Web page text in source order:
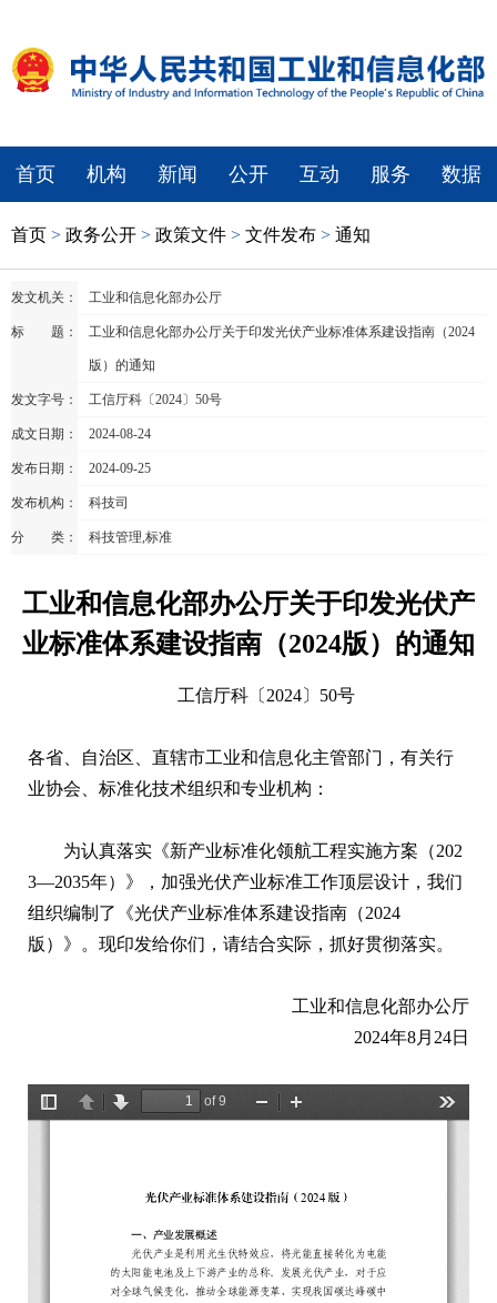
首页 机构 新闻 公开 互动 服务 数据
首页 > 政务公开 > 政策文件 > 文件发布 > 通知
发文机关： 工业和信息化部办公厅
标 题： 工业和信息化部办公厅关于印发光伏产业标准体系建设指南（2024
版）的通知
发文字号： 工信厅科〔2024〕50号
成文日期： 2024-08-24
发布日期： 2024-09-25
发布机构： 科技司
分 类： 科技管理,标准
工业和信息化部办公厅关于印发光伏产
业标准体系建设指南（2024版）的通知
工信厅科〔2024〕50号
各省、自治区、直辖市工业和信息化主管部门，有关行
业协会、标准化技术组织和专业机构：
为认真落实《新产业标准化领航工程实施方案（202
3—2035年）》，加强光伏产业标准工作顶层设计，我们
组织编制了《光伏产业标准体系建设指南（2024
版）》。现印发给你们，请结合实际，抓好贯彻落实。
工业和信息化部办公厅
2024年8月24日